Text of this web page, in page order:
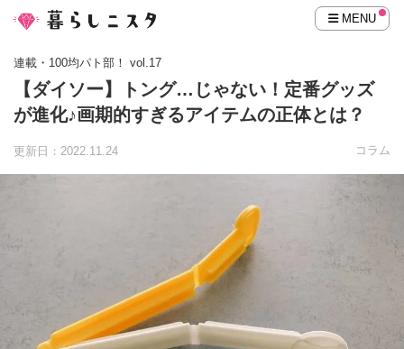
MENU
連載・100均パト部！ vol.17
【ダイソー】トング…じゃない！定番グッズ
が進化♪画期的すぎるアイテムの正体とは？
更新日：2022.11.24 コラム